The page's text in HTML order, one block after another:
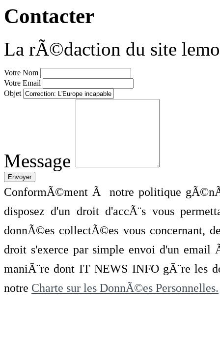
Contacter
La rÃ©daction du site
Votre Nom
Votre Email
Objet
Message
ConformÃ©ment Ã notre politique
disposez d'un droit d'accÃ¨s vous
donnÃ©es collectÃ©es vous concernant,
droit s'exerce par simple envoi d'un
maniÃ¨re dont IT NEWS INFO gÃ¨re les
notre Charte sur les DonnÃ©es Personnelles.